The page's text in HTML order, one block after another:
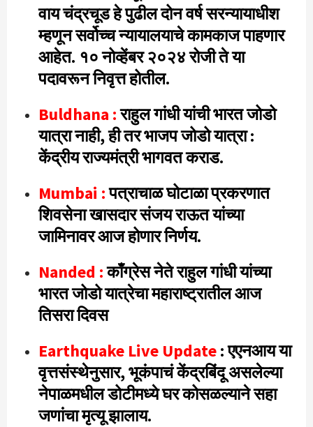
वाय चंद्रचूड हे पुढील दोन वर्ष सरन्यायाधीश
म्हणून सर्वोच्च न्यायालयाचे कामकाज पाहणार
आहेत. १० नोव्हेंबर २०२४ रोजी ते या
पदावरून निवृत्त होतील.
Buldhana :राहुल गांधी यांची भारत जोडो
यात्रा नाही, ही तर भाजप जोडो यात्रा :
केंद्रीय राज्यमंत्री भागवत कराड.
Mumbai :पत्राचाळ घोटाळा प्रकरणात
शिवसेना खासदार संजय राऊत यांच्या
जामिनावर आज होणार निर्णय.
Nanded :काँग्रेस नेते राहुल गांधी यांच्या
भारत जोडो यात्रेचा महाराष्ट्रातील आज
तिसरा दिवस
Earthquake Live Update: एएनआय या
वृत्तसंस्थेनुसार, भूकंपाचं केंद्रबिंदू असलेल्या
नेपाळमधील डोटीमध्ये घर कोसळल्याने सहा
जणांचा मृत्यू झालाय.